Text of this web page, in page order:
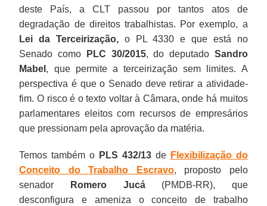
deste País, a CLT passou por tantos atos de
degradação de direitos trabalhistas. Por exemplo, a
Lei da Terceirização, o PL 4330 e que está no
Senado como
PLC 30/2015, do deputado Sandro
Mabel , que permite a terceirização sem limites. A
perspectiva é que o Senado deve retirar a atividade-
fim. O risco é o texto voltar à Câmara, onde há muitos
parlamentares eleitos com recursos de empresários
que pressionam pela aprovação da matéria.
Temos também o PLS 432/13de Flexibilização do
Conceito do Trabalho Escravo, proposto pelo
senador
Romero Jucá(PMDB-RR), que
desconfigura e ameniza o conceito de trabalho